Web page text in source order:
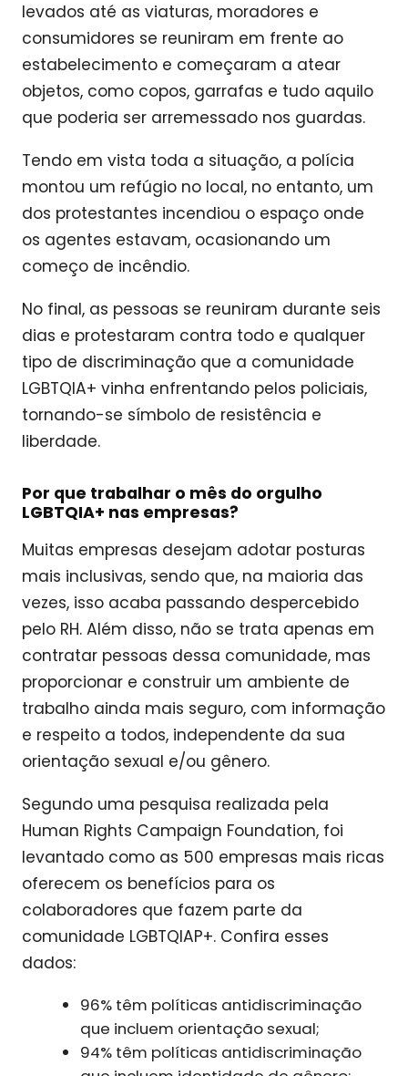
levados até as viaturas, moradores e
consumidores se reuniram em frente ao
estabelecimento e começaram a atear
objetos, como copos, garrafas e tudo aquilo
que poderia ser arremessado nos guardas.
Tendo em vista toda a situação, a polícia
montou um refúgio no local, no entanto, um
dos protestantes incendiou o espaço onde
os agentes estavam, ocasionando um
começo de incêndio.
No final, as pessoas se reuniram durante seis
dias e protestaram contra todo e qualquer
tipo de discriminação que a comunidade
LGBTQIA+ vinha enfrentando pelos policiais,
tornando-se símbolo de resistência e
liberdade.
Por que trabalhar o mês do orgulho
LGBTQIA+ nas empresas?
Muitas empresas desejam adotar posturas
mais inclusivas, sendo que, na maioria das
vezes, isso acaba passando despercebido
pelo RH. Além disso, não se trata apenas em
contratar pessoas dessa comunidade, mas
proporcionar e construir um ambiente de
trabalho ainda mais seguro, com informação
e respeito a todos, independente da sua
orientação sexual e/ou gênero.
Segundo uma pesquisa realizada pela
Human Rights Campaign Foundation, foi
levantado como as 500 empresas mais ricas
oferecem os benefícios para os
colaboradores que fazem parte da
comunidade LGBTQIAP+. Confira esses
dados:
96% têm políticas antidiscriminação
que incluem orientação sexual;
94% têm políticas antidiscriminação